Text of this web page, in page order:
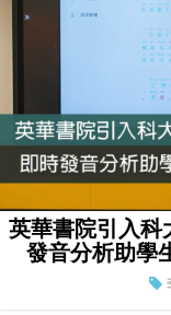
英華書院引入
發音分析助學